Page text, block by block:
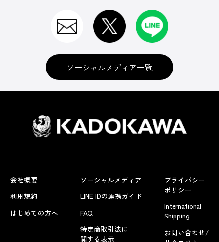
ソーシャルメディア一覧
会社概要
利用規約
はじめての方へ
ソーシャルメディア
LINE IDの連携ガイド
FAQ
特定商取引法に
関する表示
プライバシー
ポリシー
International
Shipping
お問い合わせ/